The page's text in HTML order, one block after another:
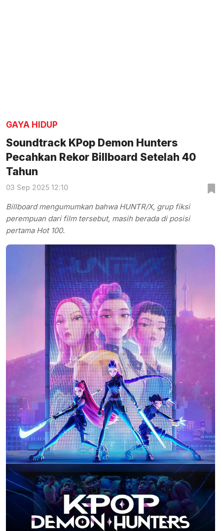
GAYA HIDUP
Soundtrack KPop Demon Hunters
Pecahkan Rekor Billboard Setelah 40
Tahun
03 Sep 2025 12:10
Billboard mengumumkan bahwa HUNTR/X, grup fiksi
perempuan dari film tersebut, masih berada di posisi
pertama Hot 100.